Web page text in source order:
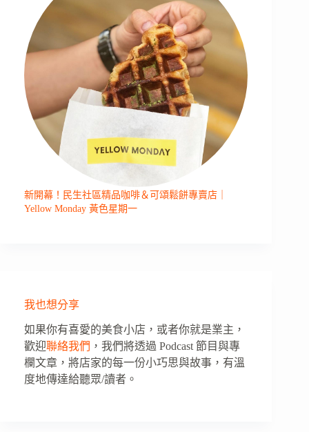
新開幕！民生社區精品咖啡＆可頌鬆餅專賣店｜
Yellow Monday 黃色星期一
我也想分享
如果你有喜愛的美食小店，或者你就是業主，
歡迎聯絡我們 ，我們將透過 Podcast 節目與專
欄文章，將店家的每一份小巧思與故事，有溫
度地傳達給聽眾/讀者。